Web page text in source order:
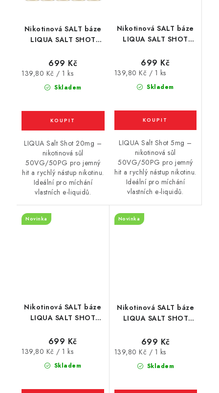
Nikotinová SALT báze
LIQUA SALT SHOT
/ 20mg
Skladem
699 Kč
Měrná
139,80 Kč / 1 ks
LIQUA Salt Shot 20mg –
nikotinová sůl
50VG/50PG pro jemný
hit a rychlý nástup nikotinu.
Ideální pro míchání
vlastních e-liquidů.
Nikotinová SALT báze
LIQUA SALT SHOT
/ 5mg
Skladem
699 Kč
Měrná
139,80 Kč / 1 ks
LIQUA Salt Shot 5mg –
nikotinová sůl
50VG/50PG pro jemný
hit a rychlý nástup nikotinu.
Ideální pro míchání
vlastních e-liquidů.
Nikotinová SALT báze
LIQUA SALT SHOT
/ 10mg
Novinka
Skladem
699 Kč
Měrná
139,80 Kč / 1 ks
Nikotinová SALT báze
LIQUA SALT SHOT
/ 15mg
Novinka
Skladem
699 Kč
Měrná
139,80 Kč / 1 ks